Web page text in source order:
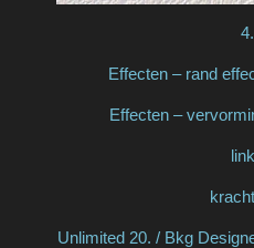
4.
Effecten – rand
Effecten –
Unlimited 20. / Bkg